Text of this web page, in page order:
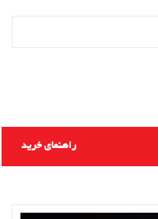
راهنمای خرید